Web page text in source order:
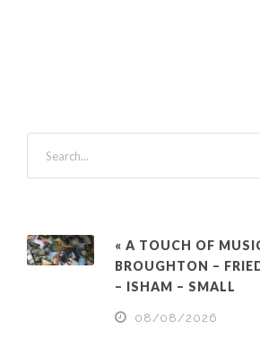
« A TOUCH OF
BROUGHTON –
– ISHAM – SMALL
08/08/2026